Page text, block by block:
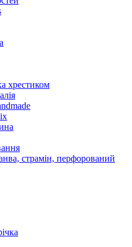
хрестиком
страмін, перфорований